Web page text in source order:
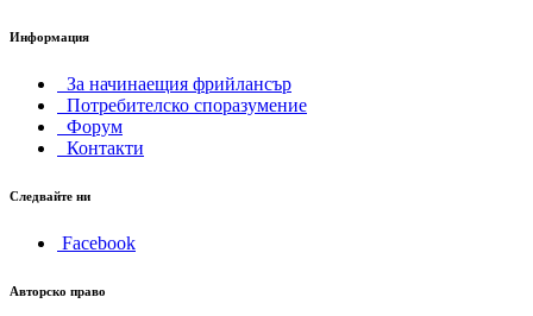
Информация
За начинаещия фрийлансър
Потребителско споразумение
Форум
Контакти
Следвайте ни
Facebook
Авторско право